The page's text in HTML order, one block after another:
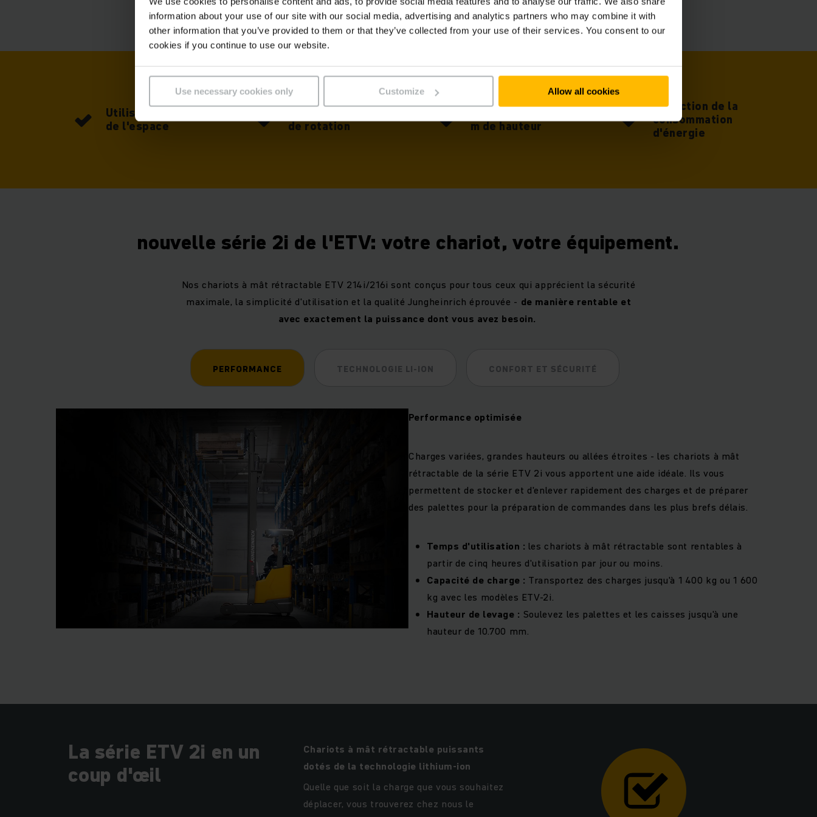
information about your use of our site with our social media, advertising and analytics partners who may combine it with
other information that you’ve provided to them or that they’ve collected from your use of their services. You consent to our
cookies if you continue to use our website.
Use necessary cookies only Customize Allow all cookies
Utilisation optimale
de l'espace
de rotation
m de hauteur
Réduction de la
consommation
d'énergie
nouvelle série 2i de l'ETV: votre chariot, votre équipement.
Nos chariots à mât rétractable ETV 214i/216i sont conçus pour tous ceux qui apprécient la sécurité
maximale, la simplicité d'utilisation et la qualité Jungheinrich éprouvée - de manière rentable et
avec exactement la puissance dont vous avez besoin.
PERFORMANCE TECHNOLOGIE LI-ION CONFORT ET SÉCURITÉ
Performance optimisée
Charges variées, grandes hauteurs ou allées étroites - les chariots à mât
rétractable de la série ETV 2i vous apportent une aide idéale. Ils vous
permettent de stocker et d'enlever rapidement des charges et de préparer
des palettes pour la préparation de commandes dans les plus brefs délais.
Temps d'utilisation : les chariots à mât rétractable sont rentables à
partir de cinq heures d'utilisation par jour ou moins.
Capacité de charge : Transportez des charges jusqu'à 1 400 kg ou 1 600
kg avec les modèles ETV-2i.
Hauteur de levage : Soulevez les palettes et les caisses jusqu'à une
hauteur de 10.700 mm.
La série ETV 2i en un
coup d'œil
Chariots à mât rétractable puissants
dotés de la technologie lithium-ion
Quelle que soit la charge que vous souhaitez
déplacer, vous trouverez chez nous le